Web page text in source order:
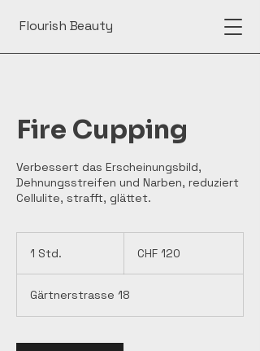
Flourish Beauty
Fire Cupping
Verbessert das Erscheinungsbild,
Dehnungsstreifen und Narben, reduziert
Cellulite, strafft, glättet.
1 Std.
d
Franken
CHF 120
Gärtnerstrasse 18